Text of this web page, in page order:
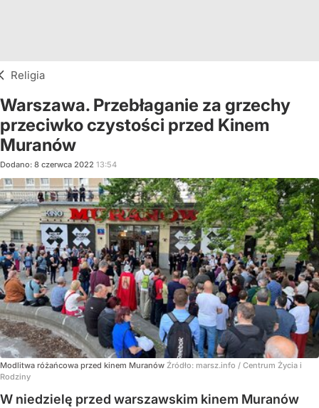
Religia
Warszawa. Przebłaganie za grzechy
przeciwko czystości przed Kinem
Muranów
Dodano: 8 czerwca 2022 13:54
Modlitwa różańcowa przed kinem Muranów Źródło: marsz.info / Centrum Życia i
Rodziny
W niedzielę przed warszawskim kinem Muranów